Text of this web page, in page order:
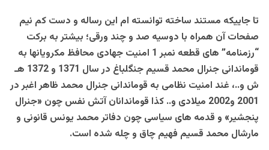
تا جاییکه مستند ساخته توانسته ام این رساله و دست کم نیم
صفحات آن همراه با دوسیه صد و چند ورقی؛ بیشتر به برکت
“رزمنامه” های قطعه نمبر 1 امنیت جهادی محافظ مکرویانها به
قوماندانی جنرال محمد قسیم جنگلباغ در سال 1371 و 1372 هـ
ش و..، غند امنیت نظامی به قوماندانی جنرال محمد ظاهر اغبر در
2001 و2002 میلادی و.. کذا قوماندانان آتش نفس چون «جنرال
پنجشیر» و قدمه های سیاسی چون دفاتر محمد یونس قانونی و
مارشال محمد قسیم فهیم چاق و چله شده است.